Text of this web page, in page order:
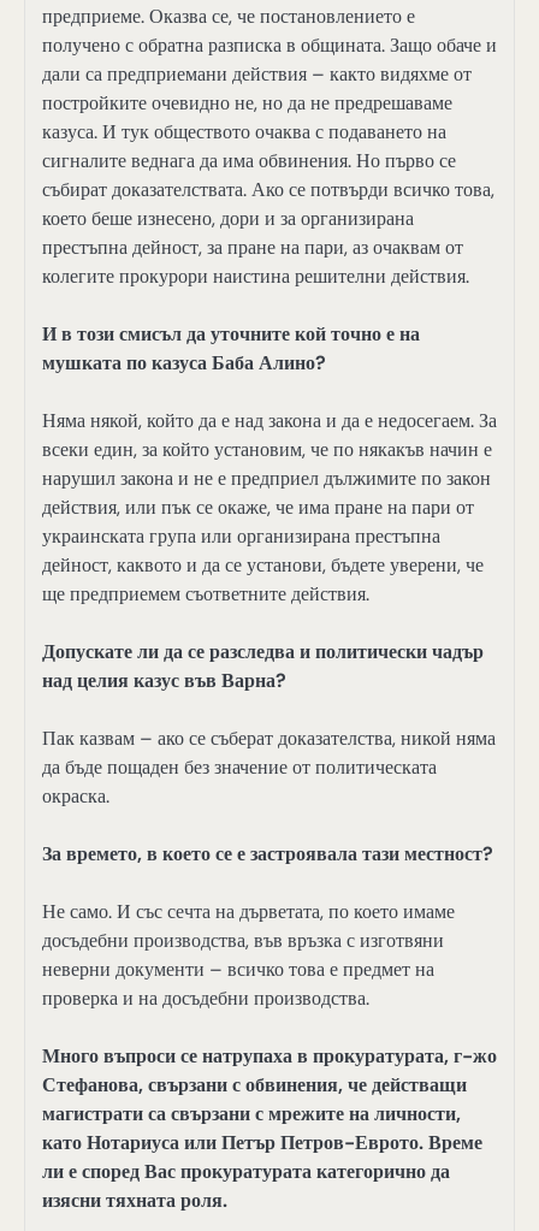
предприеме. Оказва се, че постановлението е
получено с обратна разписка в общината. Защо обаче и
дали са предприемани действия – както видяхме от
постройките очевидно не, но да не предрешаваме
казуса. И тук обществото очаква с подаването на
сигналите веднага да има обвинения. Но първо се
събират доказателствата. Ако се потвърди всичко това,
което беше изнесено, дори и за организирана
престъпна дейност, за пране на пари, аз очаквам от
колегите прокурори наистина решителни действия.
И в този смисъл да уточните кой точно е на
мушката по казуса Баба Алино?
Няма някой, който да е над закона и да е недосегаем. За
всеки един, за който установим, че по някакъв начин е
нарушил закона и не е предприел дължимите по закон
действия, или пък се окаже, че има пране на пари от
украинската група или организирана престъпна
дейност, каквото и да се установи, бъдете уверени, че
ще предприемем съответните действия.
Допускате ли да се разследва и политически чадър
над целия казус във Варна?
Пак казвам – ако се съберат доказателства, никой няма
да бъде пощаден без значение от политическата
окраска.
За времето, в което се е застроявала тази местност?
Не само. И със сечта на дърветата, по което имаме
досъдебни производства, във връзка с изготвяни
неверни документи – всичко това е предмет на
проверка и на досъдебни производства.
Много въпроси се натрупаха в прокуратурата, г-жо
Стефанова, свързани с обвинения, че действащи
магистрати са свързани с мрежите на личности,
като Нотариуса или Петър Петров-Еврото. Време
ли е според Вас прокуратурата категорично да
изясни тяхната роля.